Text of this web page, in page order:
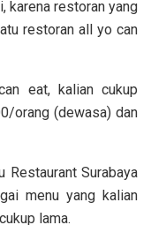
karena restoran yang
restoran all yo can
eat, kalian cukup
orang (dewasa) dan
Restaurant Surabaya
menu yang kalian
lama.